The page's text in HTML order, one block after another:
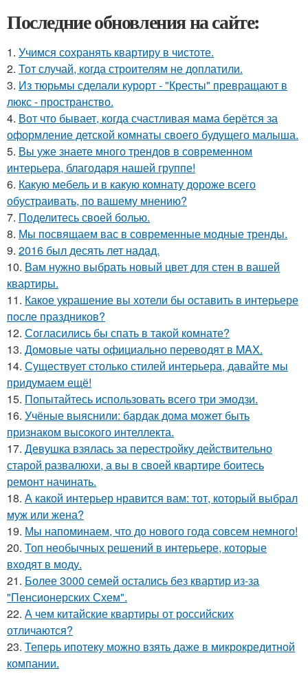
Последние обновления на сайте:
1. Учимся сохранять квартиру в чистоте.
2. Тот случай, когда строителям не доплатили.
3. Из тюрьмы сделали курорт - "Кресты" превращают в
люкс - пространство.
4. Вот что бывает, когда счастливая мама берётся за
оформление детской комнаты своего будущего малыша.
5. Вы уже знаете много трендов в современном
интерьера, благодаря нашей группе!
6. Какую мебель и в какую комнату дороже всего
обустраивать, по вашему мнению?
7. Поделитесь своей болью.
8. Мы посвящаем вас в современные модные тренды.
9. 2016 был десять лет надад.
10. Вам нужно выбрать новый цвет для стен в вашей
квартиры.
11. Какое украшение вы хотели бы оставить в интерьере
после праздников?
12. Согласились бы спать в такой комнате?
13. Домовые чаты официально переводят в MAX.
14. Существует столько стилей интерьера, давайте мы
придумаем ещё!
15. Попытайтесь использовать всего три эмодзи.
16. Учёные выяснили: бардак дома может быть
признаком высокого интеллекта.
17. Девушка взялась за перестройку действительно
старой развалюхи, а вы в своей квартире боитесь
ремонт начинать.
18. А какой интерьер нравится вам: тот, который выбрал
муж или жена?
19. Мы напоминаем, что до нового года совсем немного!
20. Топ необычных решений в интерьере, которые
входят в моду.
21. Более 3000 семей остались без квартир из-за
"Пенсионерских Схем".
22. А чем китайские квартиры от российских
отличаются?
23. Теперь ипотеку можно взять даже в микрокредитной
компании.